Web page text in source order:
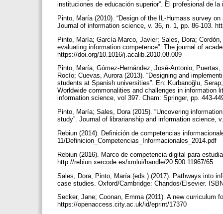
instituciones de educación superior”. El profesional de
Pinto, María (2010). “Design of the IL-Humass survey
Journal of information science, v. 36, n. 1, pp. 86-103.
Pinto, María; García-Marco, Javier; Sales, Dora;
evaluating information competence”. The journal of
https://doi.org/10.1016/j.acalib.2010.08.009
Pinto, María; Gómez-Hernández, José-Antonio;
Rocío; Cuevas, Aurora (2013). “Designing and
students at Spanish universities”. En: Kurbanoğlu,
Worldwide commonalities and challenges in information
information science, vol 397. Cham: Springer, pp. 443-
Pinto, María; Sales, Dora (2015). “Uncovering
study”. Journal of librarianship and information science,
Rebiun (2014). Definición de competencias
11/Definicion_Competencias_Informacionales_2014.pdf
Rebiun (2016). Marco de competencia digital para
http://rebiun.xercode.es/xmlui/handle/20.500.11967/65
Sales, Dora; Pinto, María (eds.) (2017). Pathways into
case studies. Oxford/Cambridge: Chandos/Elsevier.
Secker, Jane; Coonan, Emma (2011). A new curriculum
https://openaccess.city.ac.uk/id/eprint/17370